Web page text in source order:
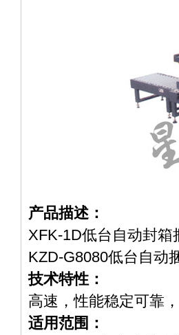
产品描述：
XFK-1D低台自动封箱
KZD-G8080低台自动
技术特性：
高速，性能稳定可靠
适用范围：